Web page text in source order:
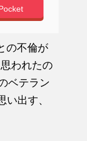
Pocket
の不倫が
われたの
ベテラン
出す、